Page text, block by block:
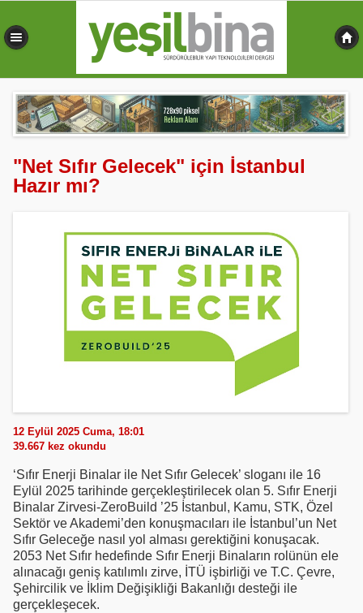
"Net Sıfır Gelecek" için İstanbul
Hazır mı?
12 Eylül 2025 Cuma, 18:01
39.667 kez okundu
‘Sıfır Enerji Binalar ile Net Sıfır Gelecek’ sloganı ile 16
Eylül 2025 tarihinde gerçekleştirilecek olan 5. Sıfır Enerji
Binalar Zirvesi-ZeroBuild ’25 İstanbul, Kamu, STK, Özel
Sektör ve Akademi’den konuşmacıları ile İstanbul’un Net
Sıfır Geleceğe nasıl yol alması gerektiğini konuşacak.
2053 Net Sıfır hedefinde Sıfır Enerji Binaların rolünün ele
alınacağı geniş katılımlı zirve, İTÜ işbirliği ve T.C. Çevre,
Şehircilik ve İklim Değişikliği Bakanlığı desteği ile
gerçekleşecek.
0,469 sn